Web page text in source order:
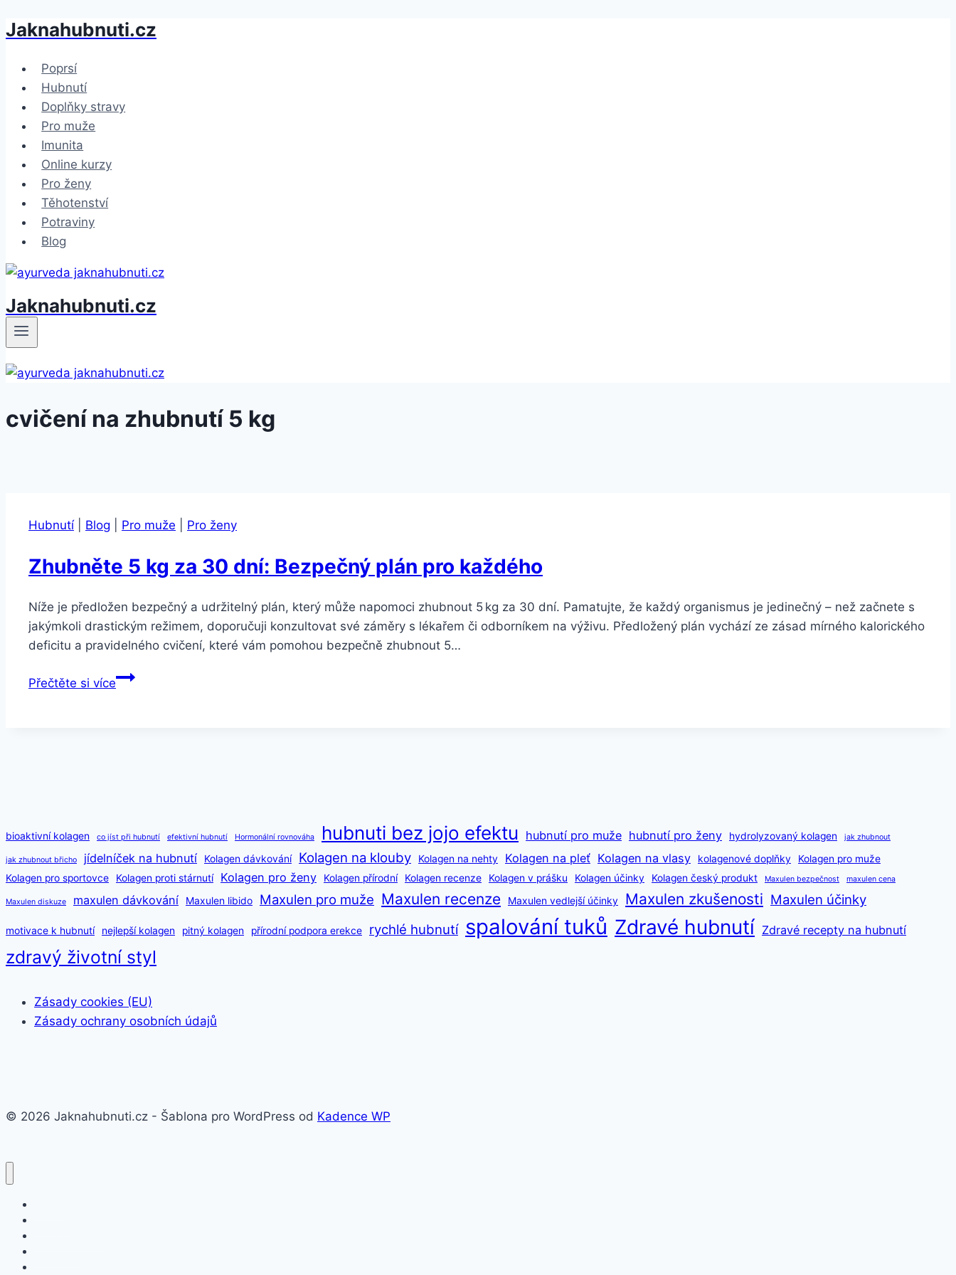
Přeskočit
obsah
Jaknahubnuti.cz
Poprsí
Hubnutí
Doplňky stravy
Pro muže
Imunita
Online kurzy
Pro ženy
Těhotenství
Potraviny
Blog
Jaknahubnuti.cz
cvičení na zhubnutí 5 kg
Hubnutí| Blog Pro muže Pro ženy
Zhubněte 5 kg za 30 dní: Bezpečný plán pro každého
Níže je předložen bezpečný a udržitelný plán, který může napomoci zhubnout 5 kg za 30 dní. Pamatujte, že každý organismus je jedinečný – než začnete s
jakýmkoli drastickým režimem, doporučuji konzultovat své záměry s lékařem či odborníkem na výživu. Předložený plán vychází ze zásad mírného kalorického
deficitu a pravidelného cvičení, které vám pomohou bezpečně zhubnout 5…
Přečtěte si víceZhubněte
pro
bioaktivní kolagen co jíst při hubnutí efektivní hubnutí Hormonální rovnováha hubnuti bez jojo efektu hubnutí pro muže hubnutí pro ženy hydrolyzovaný kolagen jak zhubnout
jak zhubnout břicho jídelníček na hubnutí Kolagen dávkování Kolagen na klouby Kolagen na nehty Kolagen na pleť Kolagen na vlasy kolagenové doplňky
Kolagen pro muže
Kolagen pro sportovce
Kolagen proti stárnutí Kolagen pro ženy Kolagen přírodní Kolagen recenze Kolagen v prášku Kolagen účinky Kolagen český produkt Maxulen bezpečnost maxulen cena
Maxulen diskuze maxulen dávkování Maxulen libido Maxulen pro muže Maxulen recenze Maxulen vedlejší účinky Maxulen zkušenosti Maxulen účinky
motivace k hubnutí nejlepší kolagen pitný kolagen přírodní podpora erekce rychlé hubnutí spalování tuků Zdravé hubnutí Zdravé recepty na hubnutí
zdravý životní styl
Zásady cookies (EU)
Zásady ochrany osobních údajů
© 2026 Jaknahubnuti.cz - Šablona pro WordPress od Kadence WP